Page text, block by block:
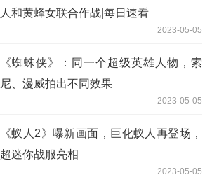
人和黄蜂女联合作战|每日速看
2023-05-05
《蜘蛛侠》：同一个超级英雄人物，索
尼、漫威拍出不同效果
2023-05-05
《蚁人2》曝新画面，巨化蚁人再登场，
超迷你战服亮相
2023-05-05